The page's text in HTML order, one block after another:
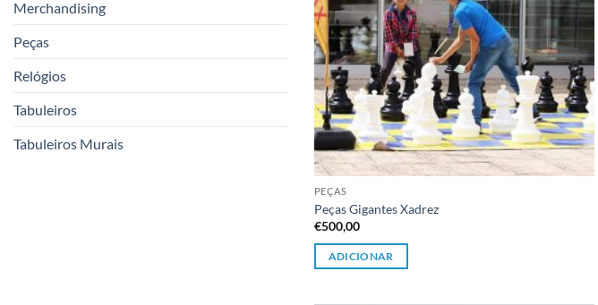
Merchandising
Peças
Relógios
Tabuleiros
Tabuleiros Murais
PEÇAS
Peças Gigantes Xadrez
€500,00
ADICIONAR